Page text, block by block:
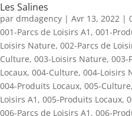
Les Salines
par dmdagency | Avr 13, 2022 |
001-Parcs de Loisirs A1 , 001-
Loisirs Nature, 002-Parcs de
Culture, 003-Loisirs Nature, 003-
Locaux, 004-Culture, 004-Loisirs
004-Produits Locaux, 005-Culture,
Loisirs A1 , 005-Produits Locaux,
006-Parcs de Loisirs A1 , 006-